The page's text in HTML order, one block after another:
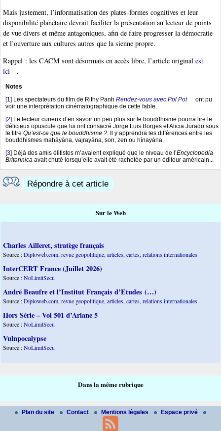
Mais justement, l’informatisation des plates-formes cognitives et leur
disponibilité planétaire devrait faciliter la présentation au lecteur de points
de vue divers et même antagoniques, afin de faire progresser la démocratie
et l’ouverture aux cultures autres que la sienne propre.
Rappel : les CACM sont désormais en accès libre, l’article original est
ici
.
Notes
[1] Les spectateurs du film de Rithy Panh Rendez-vous avec Pol Pot
ont pu
voir une interprétation cinématographique de cette fable.
[2] Le lecteur curieux d’en savoir un peu plus sur le bouddhisme pourra lire le
délicieux opuscule que lui ont consacré Jorge Luis Borges et Alicia Jurado sous
le titre Qu’est-ce que le bouddhisme ?. Il y apprendra les différences entre les
bouddhismes mahāyāna, vajrayāna, son, zen ou hīnayāna.
[3] Déjà des amis élitistes m’avaient expliqué que le niveau de l’Encyclopedia
Britannica avait chuté lorsqu’elle avait été rachetée par un éditeur américain...
Répondre à cet article
Sur le Web
Charles Ailleret, stratège français
Source :Diploweb.com, revue geopolitique, articles, cartes, relations internationales
InterCERT France (Juillet 2026)
Source :NoLimitSecu
André Beaufre et l’Institut Français d’Etudes (…)
Source :Diploweb.com, revue geopolitique, articles, cartes, relations internationales
Hors Série – Vol 501 d’Ariane 5
Source :NoLimitSecu
Vulnpocalypse
Source :NoLimitSecu
Dans la même rubrique
Plan du site Contact Mentions légales Espace privé